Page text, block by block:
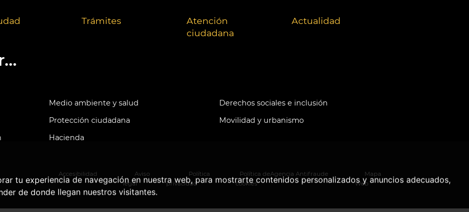
tu experiencia de navegación en nuestra web, para mostrarte contenidos personalizados y anuncios adecuados,
de donde llegan nuestros visitantes.
Trámites
Atención
ciudadana
Actualidad
Medio ambiente y salud
Derechos sociales e inclusión
Protección ciudadana
Movilidad y urbanismo
Hacienda
Accesibilidad
Aviso
legal
Política
privacidad
Política de
cookies
Agencia Antifraude
Mapa
Web